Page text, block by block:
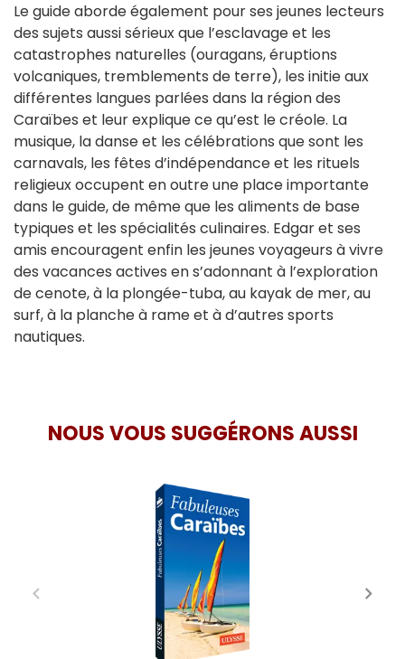
Le guide aborde également pour ses jeunes lecteurs
des sujets aussi sérieux que l’esclavage et les
catastrophes naturelles (ouragans, éruptions
volcaniques, tremblements de terre), les initie aux
différentes langues parlées dans la région des
Caraïbes et leur explique ce qu’est le créole. La
musique, la danse et les célébrations que sont les
carnavals, les fêtes d’indépendance et les rituels
religieux occupent en outre une place importante
dans le guide, de même que les aliments de base
typiques et les spécialités culinaires. Edgar et ses
amis encouragent enfin les jeunes voyageurs à vivre
des vacances actives en s’adonnant à l’exploration
de cenote, à la plongée-tuba, au kayak de mer, au
surf, à la planche à rame et à d’autres sports
nautiques.
NOUS VOUS SUGGÉRONS AUSSI